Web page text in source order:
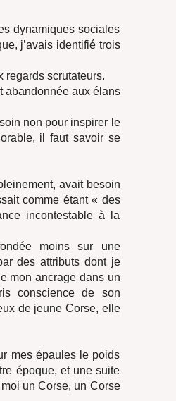
dynamiques sociales
j’avais identifié trois
regards scrutateurs.
abandonnée aux élans
non pour inspirer le
il faut savoir se
avait besoin
comme étant « des
incontestable à la
moins sur une
des attributs dont je
mon ancrage dans un
conscience de son
de jeune Corse, elle
mes épaules le poids
époque, et une suite
un Corse, un Corse